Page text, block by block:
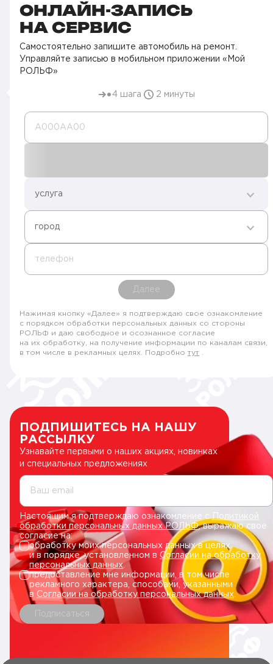
ОНЛАЙН-ЗАПИСЬ
НА СЕРВИС
Самостоятельно запишите автомобиль на ремонт.
Управляйте записью в мобильном приложении «Мой
РОЛЬФ»
4 шага 2 минуты
А000AA00
услуга
город
телефон
Далее
Нажимая кнопку «Далее» я подтверждаю свое ознакомление
с порядком обработки персональных данных со стороны
РОЛЬФ и даю свободное и осознанное согласие
на их обработку, на получение информации по каналам связи,
в том числе в рекламных целях. Подробно тут
ПОДПИШИТЕСЬ НА НАШУ
РАССЫЛКУ
Узнавайте первыми о наших акциях, новинках
и специальных предложениях
Ваш email
Настоящим я подтверждаю ознакомление сПолитикой
обработки персональных данных РОЛЬФ, выражаю свое
согласие на:
обработку моих персональных данных в целях
и в порядке, установленном в Согласии на обработку
персональных данных.
предоставление мне информации, в том числе
рекламного характера, способами, указанными
в Согласии на обработку персональных данных
Подписаться